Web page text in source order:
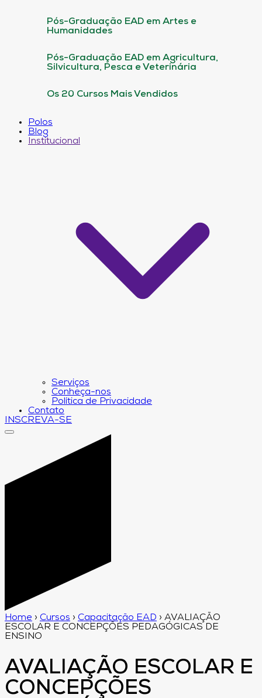
Pós-Graduação EAD em Artes e
Humanidades
Pós-Graduação EAD em Agricultura,
Silvicultura, Pesca e Veterinária
Os 20 Cursos Mais Vendidos
Polos
Blog
Institucional
Serviços
Conheça-nos
Política de Privacidade
Contato
INSCREVA-SE
Home › Cursos › Capacitação EAD › AVALIAÇÃO
ESCOLAR E CONCEPÇÕES PEDAGÓGICAS DE
ENSINO
AVALIAÇÃO ESCOLAR E
CONCEPÇÕES